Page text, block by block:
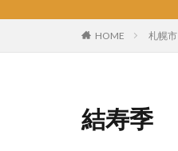
HOME 札幌市
結寿季